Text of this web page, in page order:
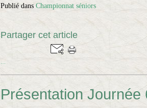
Publié dans Championnat séniors
Partager cet article
Présentation Journée